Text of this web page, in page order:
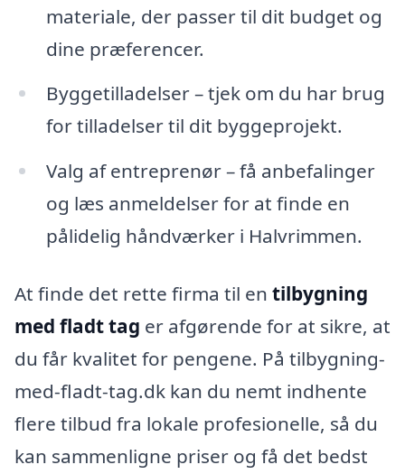
materiale, der passer til dit budget og
dine præferencer.
Byggetilladelser – tjek om du har brug
for tilladelser til dit byggeprojekt.
Valg af entreprenør – få anbefalinger
og læs anmeldelser for at finde en
pålidelig håndværker i Halvrimmen.
At finde det rette firma til en tilbygning
med fladt tag er afgørende for at sikre, at
du får kvalitet for pengene. På tilbygning-
med-fladt-tag.dk kan du nemt indhente
flere tilbud fra lokale profesionelle, så du
kan sammenligne priser og få det bedst